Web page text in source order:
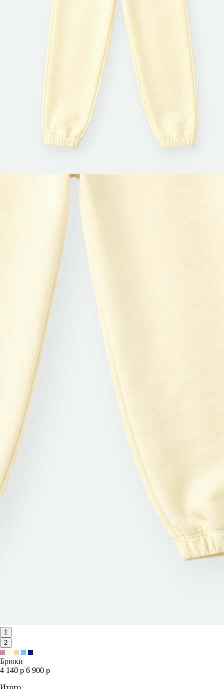
1
2
Брюки
4 140 р 6 900 р
Итого